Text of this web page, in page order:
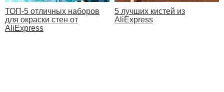
ТОП-5 отличных наборов
для окраски стен от
AliExpress
5 лучших кистей из
AliExpress